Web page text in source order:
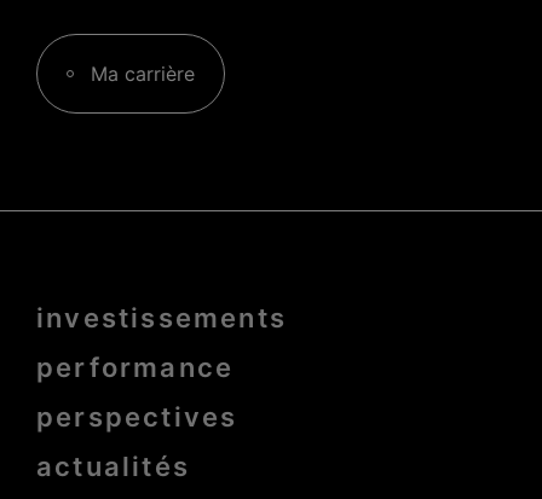
Ma carrière
Menu
bold
investissements
performance
perspectives
actualités